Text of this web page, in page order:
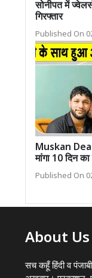
सोनीपत में
गिरफ्तार
Published On
Muskan
मांगा 10 दिन
Published On
About Us
सच कहूँ हिंदी व